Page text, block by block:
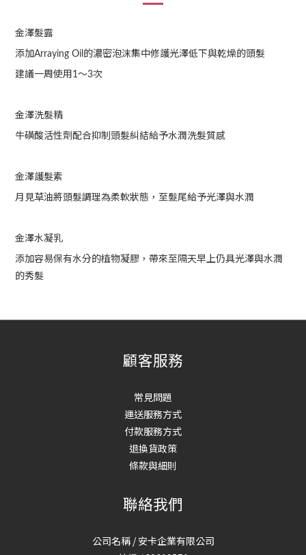
金澤髮露
添加Arraying Oil的濃密泡沫集中修護光澤低下與乾燥的頭髮
建議一周使用1〜3次
金澤洗髮精
牛磺酸活性劑配合抑制頭髮糾結給予水潤洗髮質感
金澤護髮素
月見草油將頭髮調理為柔軟狀態，至髮尾給予光澤與水潤
金澤水凝乳
添加容易保有水分的植物凝膠，帶來至隔天早上仍具光澤與水潤
的秀髮
顧客服務
常見問題
運送服務方式
付款服務方式
退換貨政策
條款與細則
聯絡我們
公司名稱 / 安卡企業有限公司